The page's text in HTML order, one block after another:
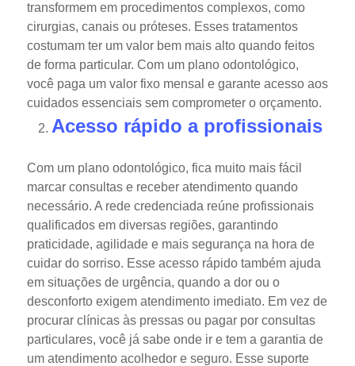
transformem em procedimentos complexos, como
cirurgias, canais ou próteses. Esses tratamentos
costumam ter um valor bem mais alto quando feitos
de forma particular. Com um plano odontológico,
você paga um valor fixo mensal e garante acesso aos
cuidados essenciais sem comprometer o orçamento.
Acesso rápido a profissionais
Com um plano odontológico, fica muito mais fácil
marcar consultas e receber atendimento quando
necessário. A rede credenciada reúne profissionais
qualificados em diversas regiões, garantindo
praticidade, agilidade e mais segurança na hora de
cuidar do sorriso. Esse acesso rápido também ajuda
em situações de urgência, quando a dor ou o
desconforto exigem atendimento imediato. Em vez de
procurar clínicas às pressas ou pagar por consultas
particulares, você já sabe onde ir e tem a garantia de
um atendimento acolhedor e seguro. Esse suporte